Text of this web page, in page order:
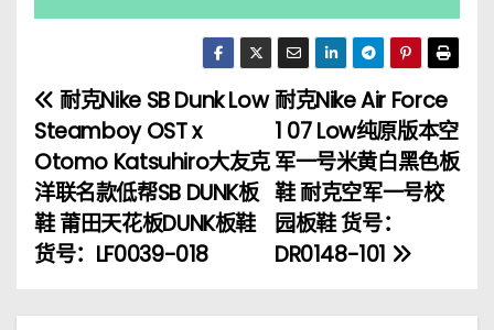
文
章
导
航
耐克Nike Air Force
1 07 Low纯原版本空
军一号米黄白黑色板
鞋 耐克空军一号校
园板鞋 货号：
DR0148-101
耐克Nike SB Dunk Low
Steamboy OST x
Otomo Katsuhiro大友克
洋联名款低帮SB DUNK板
鞋 莆田天花板DUNK板鞋
货号：LF0039-018